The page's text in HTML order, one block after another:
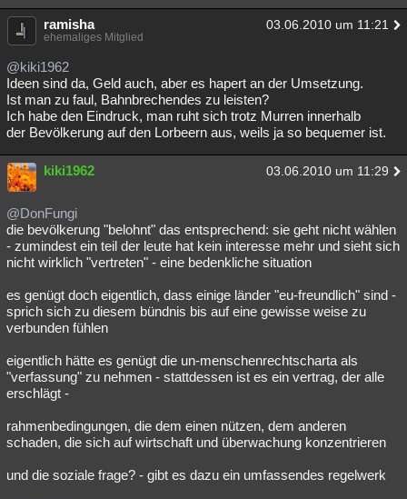
ramisha 03.06.2010 um 11:21
ehemaliges Mitglied
@kiki1962
Ideen sind da, Geld auch, aber es hapert an der Umsetzung.
Ist man zu faul, Bahnbrechendes zu leisten?
Ich habe den Eindruck, man ruht sich trotz Murren innerhalb
der Bevölkerung auf den Lorbeern aus, weils ja so bequemer ist.
kiki1962 03.06.2010 um 11:29
@DonFungi
die bevölkerung "belohnt" das entsprechend: sie geht nicht wählen
- zumindest ein teil der leute hat kein interesse mehr und sieht sich
nicht wirklich "vertreten" - eine bedenkliche situation
es genügt doch eigentlich, dass einige länder "eu-freundlich" sind -
sprich sich zu diesem bündnis bis auf eine gewisse weise zu
verbunden fühlen
eigentlich hätte es genügt die un-menschenrechtscharta als
"verfassung" zu nehmen - stattdessen ist es ein vertrag, der alle
erschlägt -
rahmenbedingungen, die dem einen nützen, dem anderen
schaden, die sich auf wirtschaft und überwachung konzentrieren
und die soziale frage? - gibt es dazu ein umfassendes regelwerk